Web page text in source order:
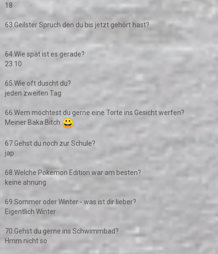
18
63.Geilster Spruch den du bis jetzt gehört hast?
64.Wie spät ist es gerade?
23.10
65.Wie oft duscht du?
jeden zweiten Tag
66.Wem möchtest du gerne eine Torte ins Gesicht werfen?
Meiner Baka Bitch
67.Gehst du noch zur Schule?
jap
68.Welche Pokemon Edition war am besten?
keine ahnung
69.Sommer oder Winter - was ist dir lieber?
Eigentlich Winter
70.Gehst du gerne ins Schwimmbad?
Hmm nicht so